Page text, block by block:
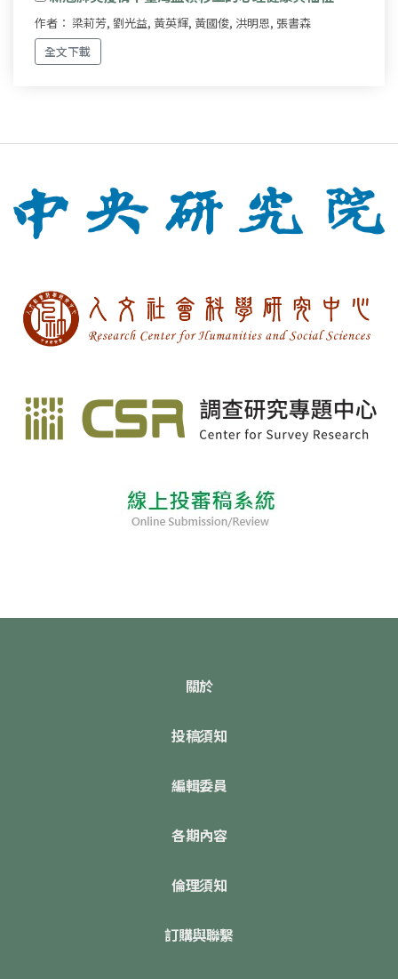
作者： 梁莉芳, 劉光益, 黃英輝, 黃國俊, 洪明恩, 張書森
全文下載
關於
投稿須知
編輯委員
各期內容
倫理須知
訂購與聯繫